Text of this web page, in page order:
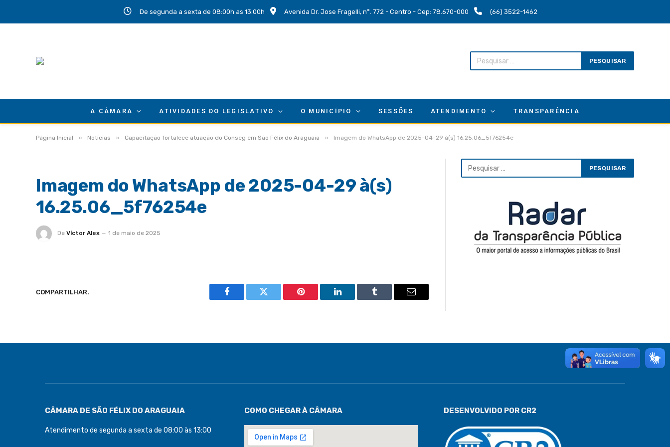
De segunda a sexta de 08:00h as 13:00h Avenida Dr. Jose Fragelli, n°. 772 - Centro - Cep: 78.670-000 (66) 3522-1462
A CÂMARA ATIVIDADES DO LEGISLATIVO O MUNICÍPIO SESSÕES ATENDIMENTO TRANSPARÊNCIA
Página Inicial » Notícias » Capacitação fortalece atuação do Conseg em São Félix do Araguaia » Imagem do WhatsApp de 2025-04-29 à(s) 16.25.06_5f76254e
Imagem do WhatsApp de 2025-04-29 à(s)
16.25.06_5f76254e
De Víctor Alex 1 de maio de 2025
COMPARTILHAR.
Facebook Twitter Pinterest LinkedIn Tumblr Email
CÂMARA DE SÃO FÉLIX DO ARAGUAIA
Atendimento de segunda a sexta de 08:00 às 13:00
COMO CHEGAR À CÂMARA DESENVOLVIDO POR CR2